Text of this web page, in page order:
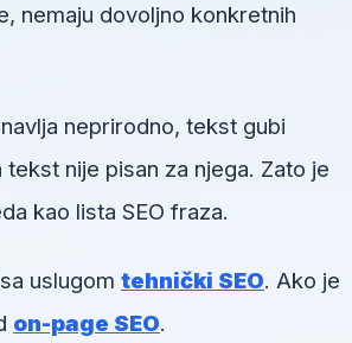
nemaju dovoljno konkretnih
neprirodno, tekst gubi
nije pisan za njega. Zato je
kao lista SEO fraza.
uslugom tehnički SEO. Ako je
on-page SEO.